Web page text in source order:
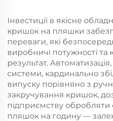
Інвестиції в якісне
кришок на пляшки
переваги, які
виробничі потужності та
результат.
системи, кардинально
випуску порівняно з
закручування кришок,
підприємству обробляти
пляшок на годину —